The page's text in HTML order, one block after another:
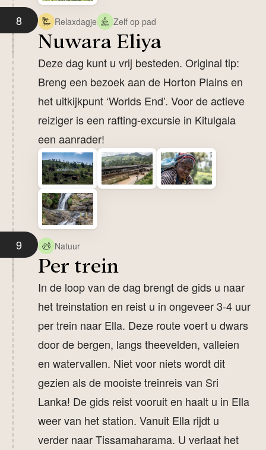
8 Relaxdagje Zelf op pad
Nuwara Eliya
Deze dag kunt u vrij besteden. Original tip:
Breng een bezoek aan de Horton Plains en
het uitkijkpunt ‘Worlds End’. Voor de actieve
reiziger is een rafting-excursie in Kitulgala
een aanrader!
9 Natuur
Per trein
In de loop van de dag brengt de gids u naar
het treinstation en reist u in ongeveer 3-4 uur
per trein naar Ella. Deze route voert u dwars
door de bergen, langs theevelden, valleien
en watervallen. Niet voor niets wordt dit
gezien als de mooiste treinreis van Sri
Lanka! De gids reist vooruit en haalt u in Ella
weer van het station. Vanuit Ella rijdt u
verder naar Tissamaharama. U verlaat het